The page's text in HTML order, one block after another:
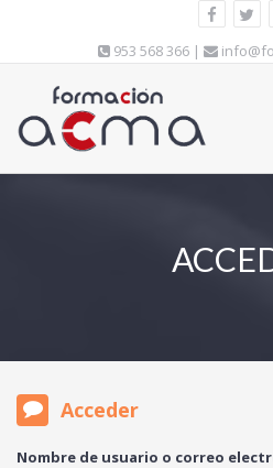
953 568 366 |
Acceder
Nombre de usuario o correo